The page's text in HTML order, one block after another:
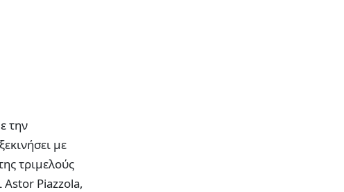
την
με
τριμελούς
Astor Piazzola,